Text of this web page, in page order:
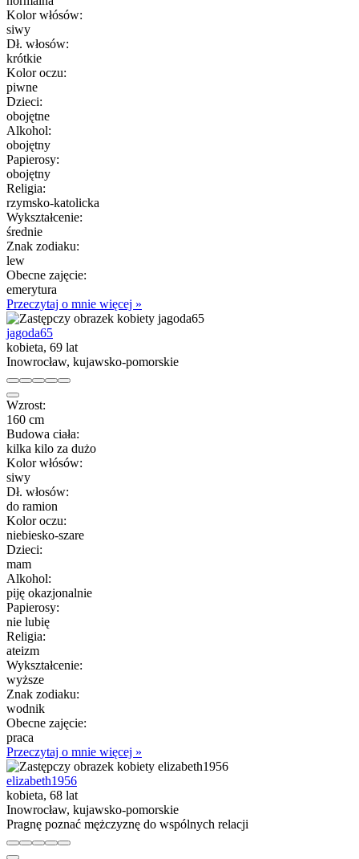
Kolor włósów:
siwy
Dł. włosów:
krótkie
Kolor oczu:
piwne
Dzieci:
obojętne
Alkohol:
obojętny
Papierosy:
obojętny
Religia:
rzymsko-katolicka
Wykształcenie:
średnie
Znak zodiaku:
lew
Obecne zajęcie:
emerytura
Przeczytaj o mnie więcej »
jagoda65
kobieta, 69 lat
Inowrocław, kujawsko-pomorskie
Wzrost:
160 cm
Budowa ciała:
kilka kilo za dużo
Kolor włósów:
siwy
Dł. włosów:
do ramion
Kolor oczu:
niebiesko-szare
Dzieci:
mam
Alkohol:
piję okazjonalnie
Papierosy:
nie lubię
Religia:
ateizm
Wykształcenie:
wyższe
Znak zodiaku:
wodnik
Obecne zajęcie:
praca
Przeczytaj o mnie więcej »
elizabeth1956
kobieta, 68 lat
Inowrocław, kujawsko-pomorskie
Pragnę poznać mężczyznę do wspólnych relacji